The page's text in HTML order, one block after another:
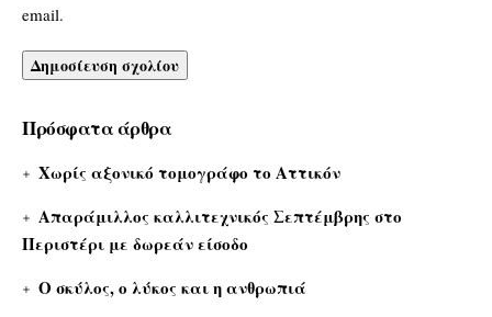
email.
Πρόσφατα άρθρα
Χωρίς αξονικό τομογράφο το Αττικόν
Απαράμιλλος καλλιτεχνικός Σεπτέμβρης στο
Περιστέρι με δωρεάν είσοδο
Ο σκύλος, ο λύκος και η ανθρωπιά